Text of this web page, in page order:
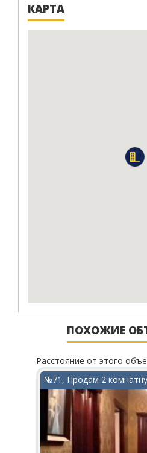
КАРТА
ПОХОЖИЕ
Расстояние от этого
№71, Продам 2